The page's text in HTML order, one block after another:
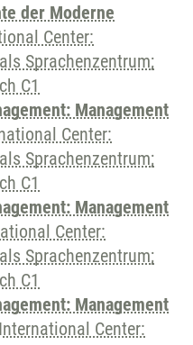
der Moderne
Center:
Sprachenzentrum;
C1
Management
Center:
Sprachenzentrum;
C1
Management
Center:
Sprachenzentrum;
C1
Management
International Center: